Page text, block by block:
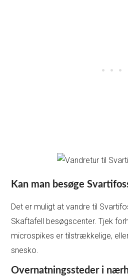
Kan man besøge
Det er muligt at vandre til
Skaftafell besøgscenter. Tjek
microspikes er tilstrækkelige,
snesko.
Overnatningssteder i